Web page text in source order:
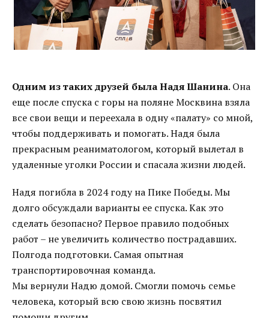
Одним из таких друзей была Надя Шанина. Она
еще после спуска с горы на поляне Москвина взяла
все свои вещи и переехала в одну «палату» со мной,
чтобы поддерживать и помогать. Надя была
прекрасным реаниматологом, который вылетал в
удаленные уголки России и спасала жизни людей.
Надя погибла в 2024 году на Пике Победы. Мы
долго обсуждали варианты ее спуска. Как это
сделать безопасно? Первое правило подобных
работ – не увеличить количество пострадавших.
Полгода подготовки. Самая опытная
транспортировочная команда.
Мы вернули Надю домой. Смогли помочь семье
человека, который всю свою жизнь посвятил